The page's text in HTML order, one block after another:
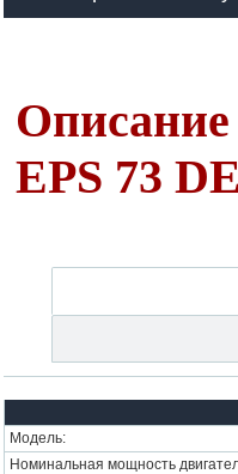
Описание
EPS 73
Модель:
Номинальная мощность